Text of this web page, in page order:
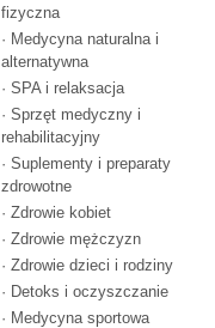
fizyczna
· Medycyna naturalna i
alternatywna
· SPA i relaksacja
· Sprzęt medyczny i
rehabilitacyjny
· Suplementy i preparaty
zdrowotne
· Zdrowie kobiet
· Zdrowie mężczyzn
· Zdrowie dzieci i rodziny
· Detoks i oczyszczanie
· Medycyna sportowa